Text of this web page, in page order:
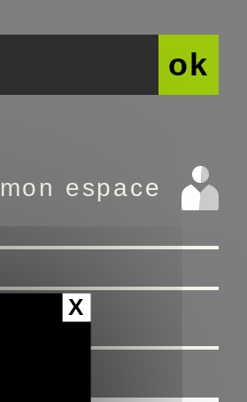
ok
mon espace
X